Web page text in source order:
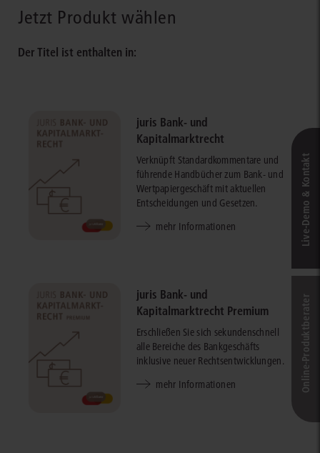
Jetzt Produkt wählen
Der Titel ist enthalten in:
juris Bank- und
Kapitalmarktrecht
Verknüpft Standardkommentare und
führende Handbücher zum Bank- und
Wertpapiergeschäft mit aktuellen
Entscheidungen und Gesetzen.
mehr Informationen
juris Bank- und
Kapitalmarktrecht Premium
Erschließen Sie sich sekundenschnell
alle Bereiche des Bankgeschäfts
inklusive neuer Rechtsentwicklungen.
mehr Informationen
Live‑Demo & Kontakt
Online-Produkt­berater